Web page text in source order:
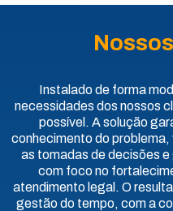
Instalado de forma
necessidades dos nossos
possível. A solução
conhecimento do
as tomadas de decisões
com foco no
atendimento legal. O
gestão do tempo, com a